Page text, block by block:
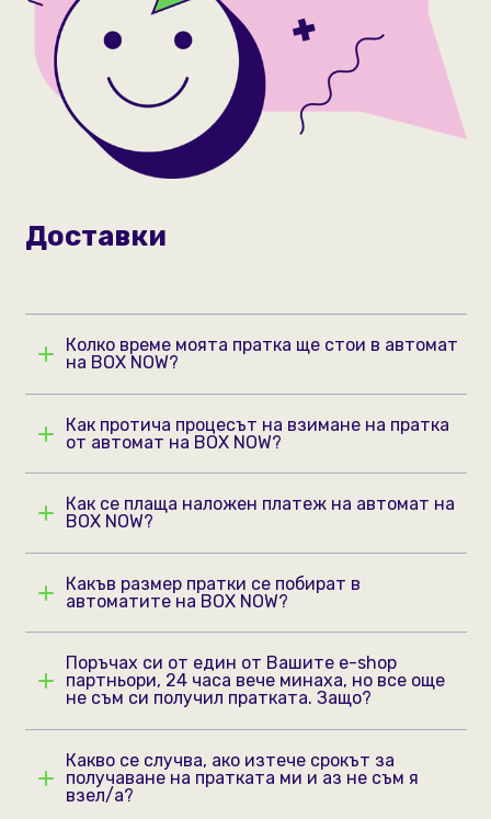
Доставки
Колко време моята пратка ще стои в автомат
на BOX NOW?
Как протича процесът на взимане на пратка
от автомат на BOX NOW?
Как се плаща наложен платеж на автомат на
BOX NOW?
Какъв размер пратки се побират в
автоматите на BOX NOW?
Поръчах си от един от Вашите e-shop
партньори, 24 часа вече минаха, но все още
не съм си получил пратката. Защо?
Какво се случва, ако изтече срокът за
получаване на пратката ми и аз не съм я
взел/а?